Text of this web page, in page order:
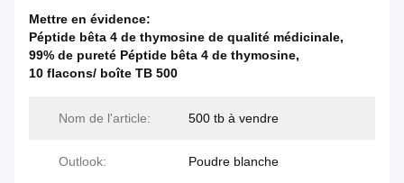
Mettre en évidence:
Péptide bêta 4 de thymosine de qualité médicinale,
99% de pureté Péptide bêta 4 de thymosine,
10 flacons/ boîte TB 500
Nom de l'article: 500 tb à vendre
Outlook: Poudre blanche